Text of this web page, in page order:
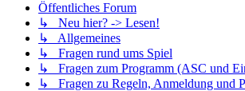
Öffentliches Forum
↳ Neu hier? -> Lesen!
↳ Allgemeines
↳ Fragen rund ums Spiel
↳ Fragen zum Programm (ASC und
↳ Fragen zu Regeln, Anmeldung und